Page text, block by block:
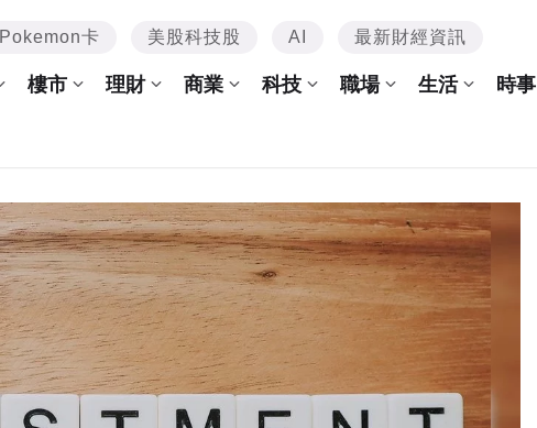
Pokemon卡 美股科技股 AI 最新財經資訊
樓市 理財 商業 科技 職場 生活 時事